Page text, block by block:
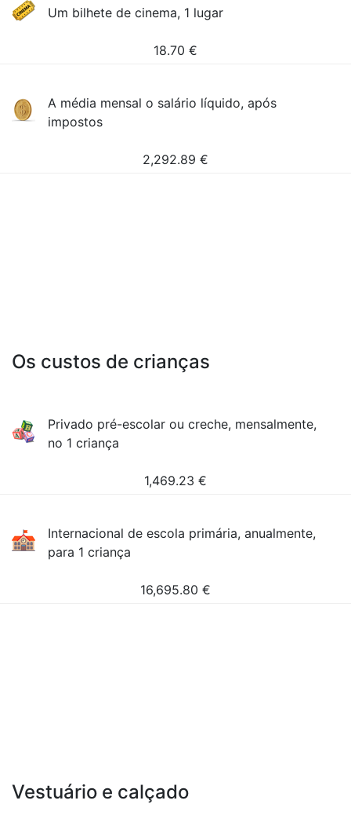
Um bilhete de cinema, 1 lugar
18.70 €
A média mensal o salário líquido, após
impostos
2,292.89 €
Os custos de crianças
Privado pré-escolar ou creche, mensalmente,
no 1 criança
1,469.23 €
Internacional de escola primária, anualmente,
para 1 criança
16,695.80 €
Vestuário e calçado